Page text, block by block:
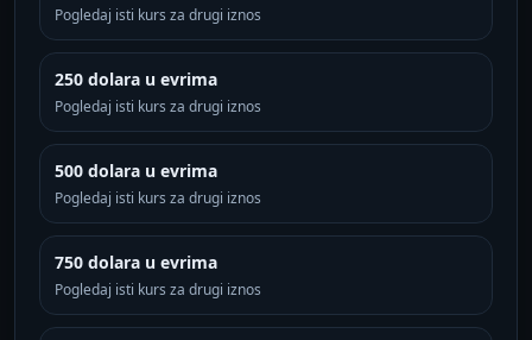
Pogledaj isti kurs za drugi iznos
250 dolara u evrima
Pogledaj isti kurs za drugi iznos
500 dolara u evrima
Pogledaj isti kurs za drugi iznos
750 dolara u evrima
Pogledaj isti kurs za drugi iznos